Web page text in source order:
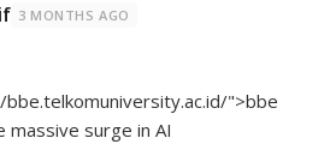
3 MONTHS AGO
">bbe
massive surge in AI